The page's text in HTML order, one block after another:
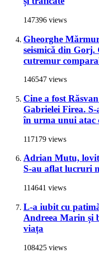
147396 views
Gheorghe
seismică din Gorj.
cutremur
146547 views
Cine a fost
Gabrielei Firea.
în urma unui atac
117179 views
Adrian Mutu, lovit
S-au aflat lucruri
114641 views
L-a iubit cu
Andreea Marin și
viața
108425 views